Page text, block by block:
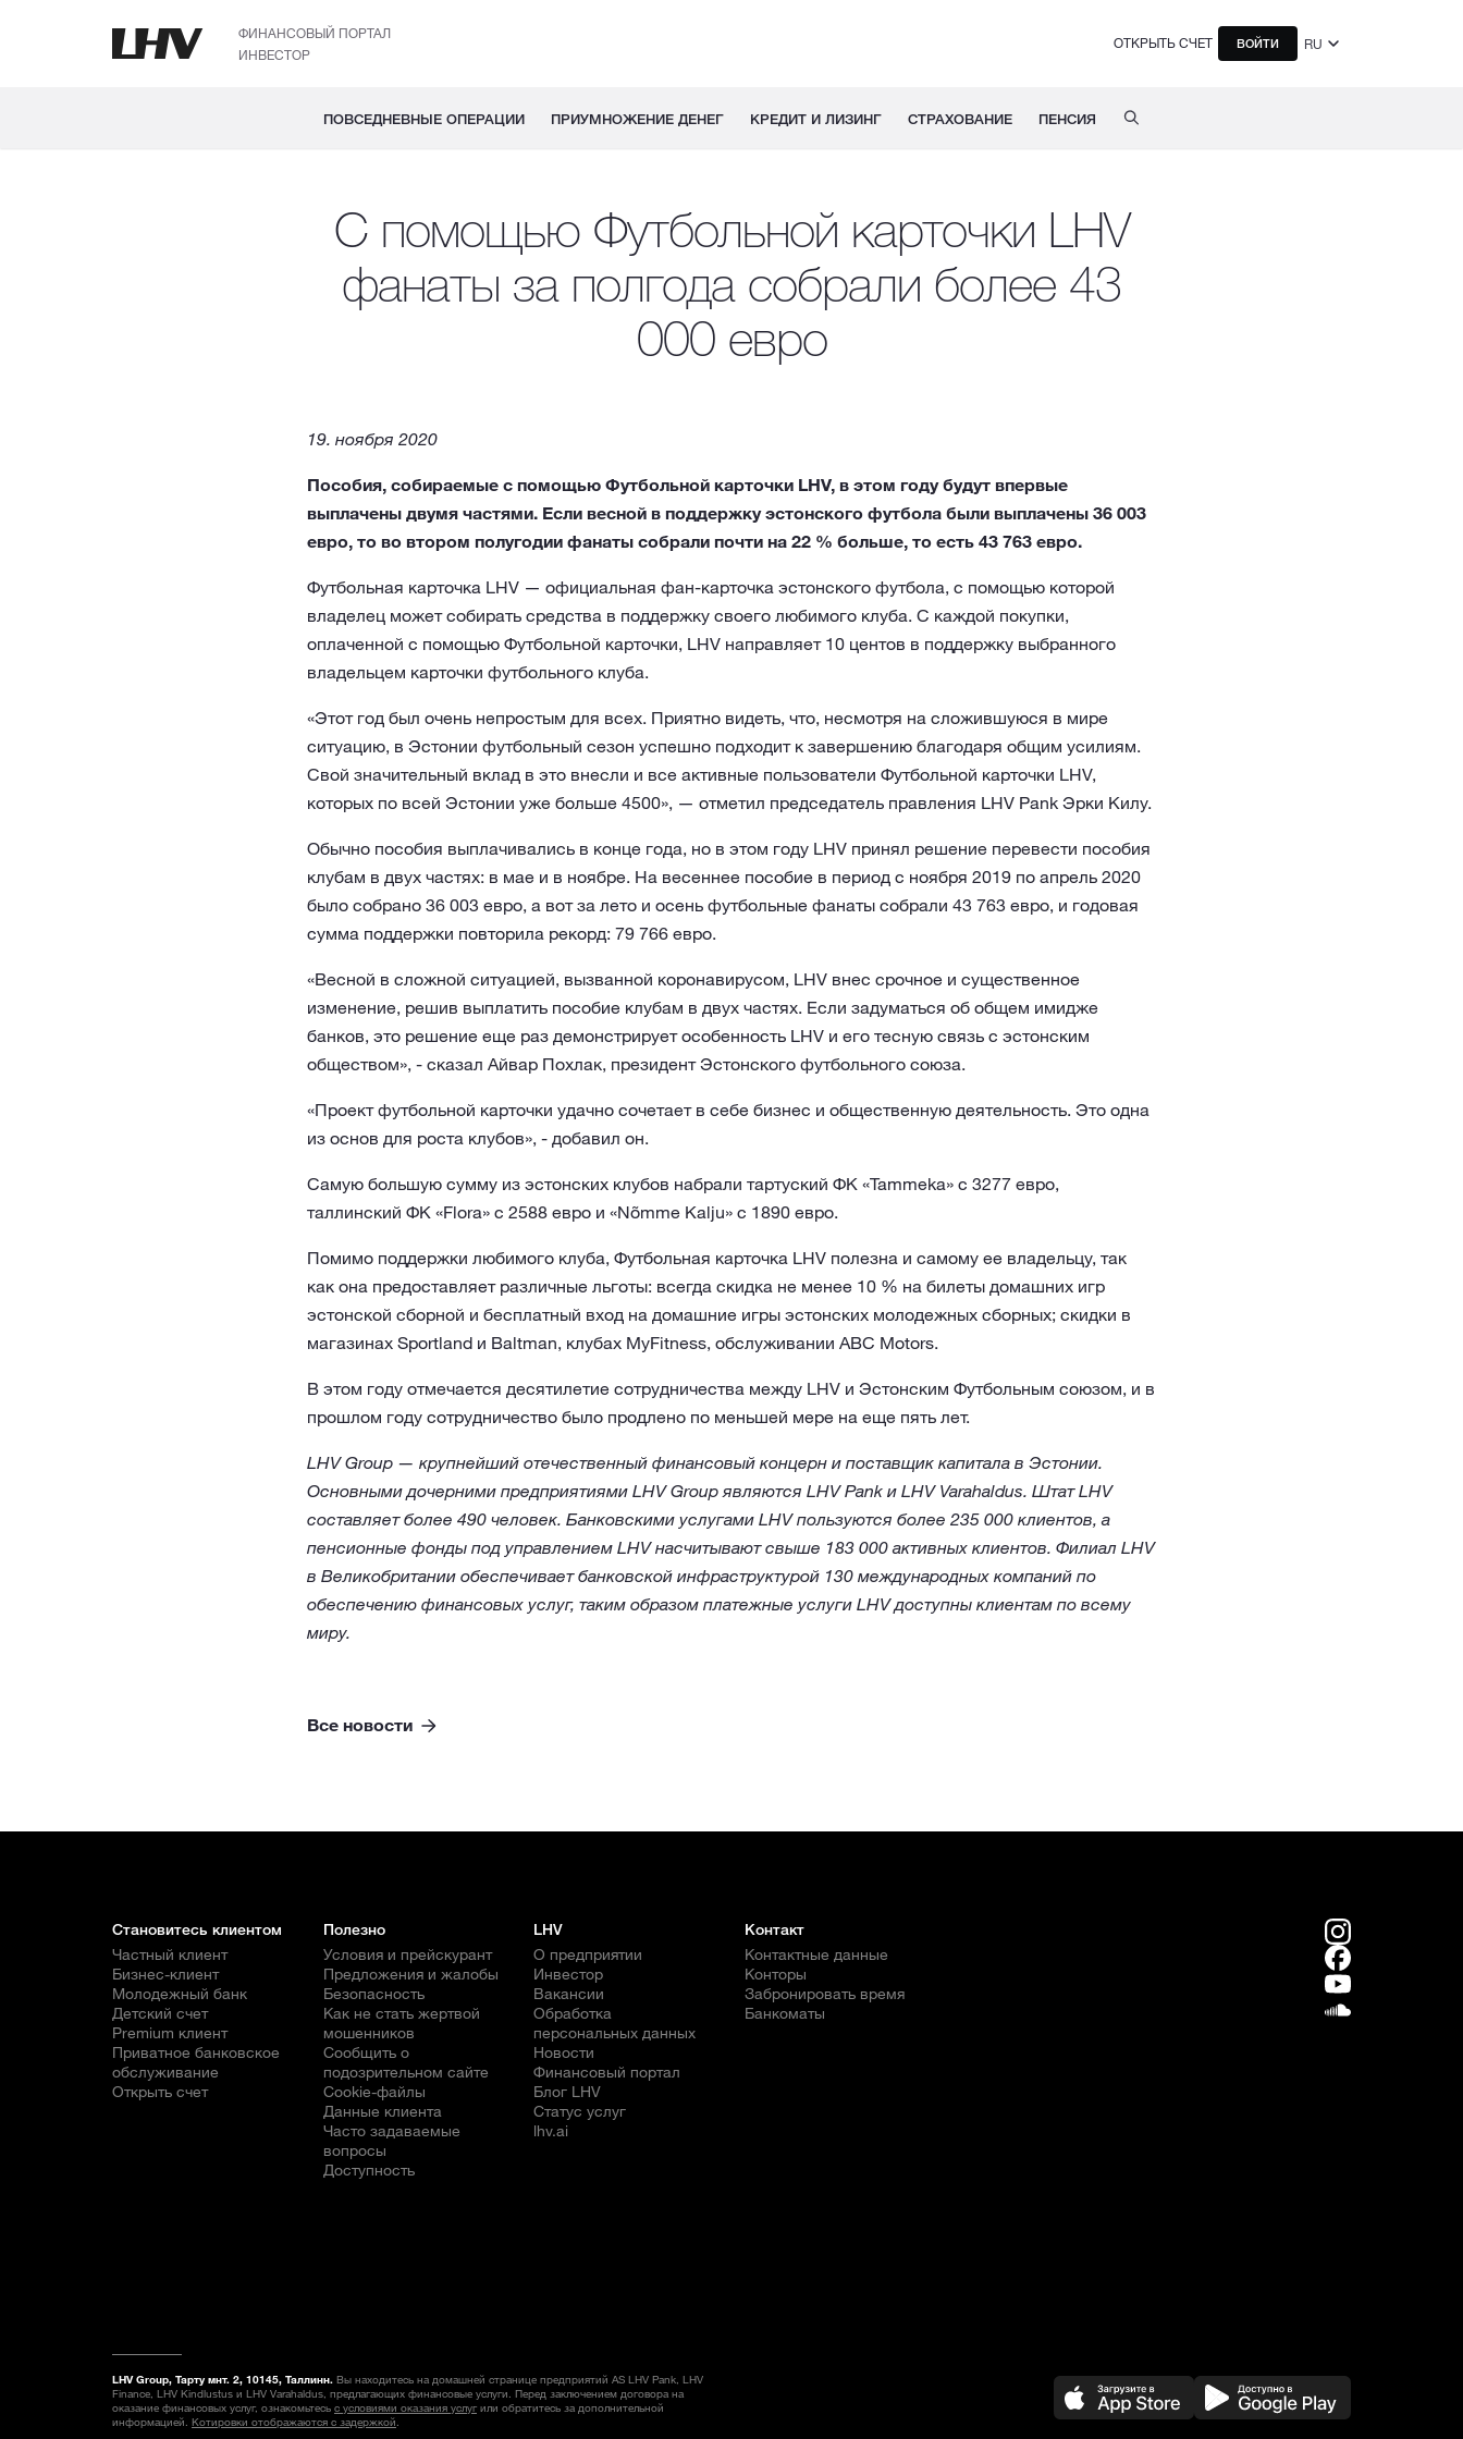
ФИНАНСОВЫЙ ПОРТАЛ
ИНВЕСТОР
ОТКРЫТЬ СЧЕТ ВОЙТИ RU
ПОВСЕДНЕВНЫЕ ОПЕРАЦИИ ПРИУМНОЖЕНИЕ ДЕНЕГ КРЕДИТ И ЛИЗИНГ СТРАХОВАНИЕ ПЕНСИЯ
С помощью Футбольной карточки LHV
фанаты за полгода собрали более 43
000 евро
19. ноября 2020
Пособия, собираемые с помощью Футбольной карточки LHV, в этом году будут впервые
выплачены двумя частями. Если весной в поддержку эстонского футбола были выплачены 36 003
евро, то во втором полугодии фанаты собрали почти на 22 % больше, то есть 43 763 евро.
Футбольная карточка LHV — официальная фан-карточка эстонского футбола, с помощью которой
владелец может собирать средства в поддержку своего любимого клуба. С каждой покупки,
оплаченной с помощью Футбольной карточки, LHV направляет 10 центов в поддержку выбранного
владельцем карточки футбольного клуба.
«Этот год был очень непростым для всех. Приятно видеть, что, несмотря на сложившуюся в мире
ситуацию, в Эстонии футбольный сезон успешно подходит к завершению благодаря общим усилиям.
Свой значительный вклад в это внесли и все активные пользователи Футбольной карточки LHV,
которых по всей Эстонии уже больше 4500», — отметил председатель правления LHV Pank Эрки Килу.
Обычно пособия выплачивались в конце года, но в этом году LHV принял решение перевести пособия
клубам в двух частях: в мае и в ноябре. На весеннее пособие в период с ноября 2019 по апрель 2020
было собрано 36 003 евро, а вот за лето и осень футбольные фанаты собрали 43 763 евро, и годовая
сумма поддержки повторила рекорд: 79 766 евро.
«Весной в сложной ситуацией, вызванной коронавирусом, LHV внес срочное и существенное
изменение, решив выплатить пособие клубам в двух частях. Если задуматься об общем имидже
банков, это решение еще раз демонстрирует особенность LHV и его тесную связь с эстонским
обществом», - сказал Айвар Похлак, президент Эстонского футбольного союза.
«Проект футбольной карточки удачно сочетает в себе бизнес и общественную деятельность. Это одна
из основ для роста клубов», - добавил он.
Самую большую сумму из эстонских клубов набрали тартуский ФК «Tammeka» с 3277 евро,
таллинский ФК «Flora» с 2588 евро и «Nõmme Kalju» с 1890 евро.
Помимо поддержки любимого клуба, Футбольная карточка LHV полезна и самому ее владельцу, так
как она предоставляет различные льготы: всегда скидка не менее 10 % на билеты домашних игр
эстонской сборной и бесплатный вход на домашние игры эстонских молодежных сборных; скидки в
магазинах Sportland и Baltman, клубах MyFitness, обслуживании ABC Motors.
В этом году отмечается десятилетие сотрудничества между LHV и Эстонским Футбольным союзом, и в
прошлом году сотрудничество было продлено по меньшей мере на еще пять лет.
LHV Group — крупнейший отечественный финансовый концерн и поставщик капитала в Эстонии.
Основными дочерними предприятиями LHV Group являются LHV Pank и LHV Varahaldus. Штат LHV
составляет более 490 человек. Банковскими услугами LHV пользуются более 235 000 клиентов, а
пенсионные фонды под управлением LHV насчитывают свыше 183 000 активных клиентов. Филиал LHV
в Великобритании обеспечивает банковской инфраструктурой 130 международных компаний по
обеспечению финансовых услуг, таким образом платежные услуги LHV доступны клиентам по всему
миру.
Все новости
Становитесь клиентом
Частный клиент
Бизнес-клиент
Молодежный банк
Детский счет
Premium клиент
Приватное банковское
обслуживание
Открыть счет
Полезно
Условия и прейскурант
Предложения и жалобы
Безопасность
Как не стать жертвой
мошенников
Сообщить о
подозрительном сайте
Cookie-файлы
Данные клиента
Часто задаваемые
вопросы
Доступность
LHV
О предприятии
Инвестор
Вакансии
Обработка
персональных данных
Новости
Финансовый портал
Блог LHV
Статус услуг
lhv.ai
Контакт
Контактные данные
Конторы
Забронировать время
Банкоматы
LHV Group, Тарту мнт. 2, 10145, Таллинн. Вы находитесь на домашней странице предприятий AS LHV Pank, LHV
Finance, LHV Kindlustus и LHV Varahaldus, предлагающих финансовые услуги. Перед заключением договора на
оказание финансовых услуг, ознакомьтесь с условиями оказания услуг или обратитесь за дополнительной
информацией. Котировки отображаются с задержкой.